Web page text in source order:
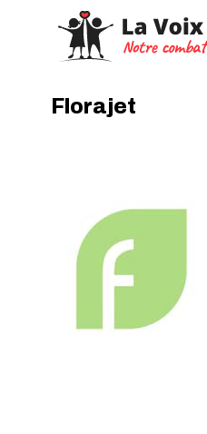
Florajet